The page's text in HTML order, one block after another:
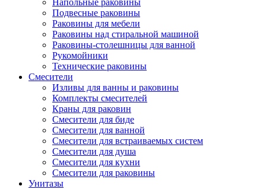
Напольные раковины
Подвесные раковины
Раковины для мебели
Раковины над стиральной машиной
Раковины-столешницы для ванной
Рукомойники
Технические раковины
Смесители
Изливы для ванны и раковины
Комплекты смесителей
Краны для раковин
Смесители для биде
Смесители для ванной
Смесители для встраиваемых систем
Смесители для душа
Смесители для кухни
Смесители для раковины
Унитазы